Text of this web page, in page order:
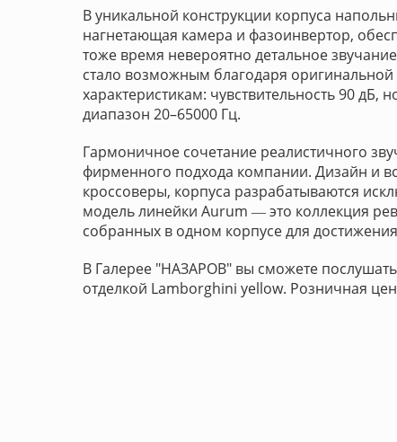
В уникальной конструкции корпуса
нагнетающая камера и фазоинвертор,
тоже время невероятно детальное
стало возможным благодаря
характеристикам: чувствительность 90
диапазон 20–65000 Гц.
Гармоничное сочетание реалистичного
фирменного подхода компании. Дизайн и
кроссоверы, корпуса разрабатываются
модель линейки Aurum ― это коллекция
собранных в одном корпусе для
В Галерее "НАЗАРОВ" вы сможете
отделкой Lamborghini yellow. Розничная